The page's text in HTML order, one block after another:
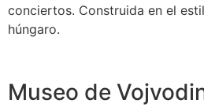
conciertos. Construida en el
húngaro.
Museo de